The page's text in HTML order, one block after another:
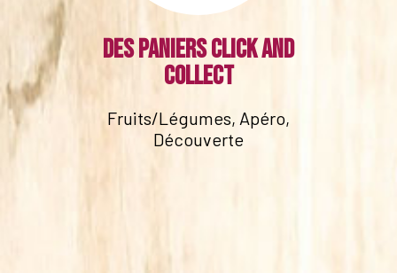
Des paniers click and
collect
Fruits/Légumes, Apéro,
Découverte